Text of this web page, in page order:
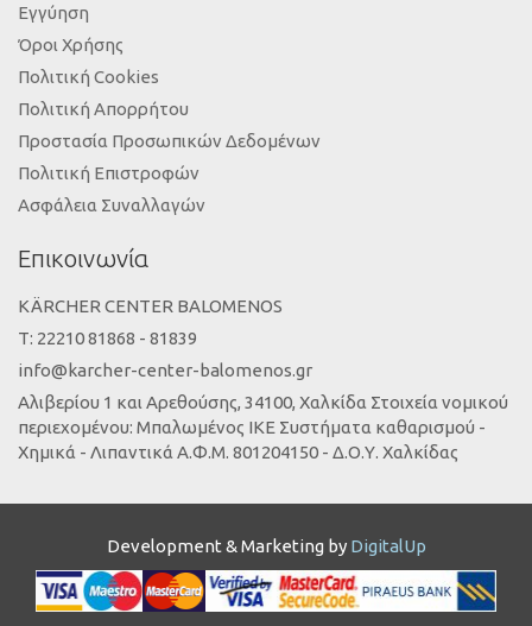
Εγγύηση
Όροι Χρήσης
Πολιτική Cookies
Πολιτική Απορρήτου
Προστασία Προσωπικών Δεδομένων
Πολιτική Επιστροφών
Ασφάλεια Συναλλαγών
Επικοινωνία
KÄRCHER CENTER BALOMENOS
Τ: 22210 81868 - 81839
info@karcher-center-balomenos.gr
Αλιβερίου 1 και Αρεθούσης, 34100, Χαλκίδα Στοιχεία νομικού
περιεχομένου: Μπαλωμένος ΙΚΕ Συστήματα καθαρισμού -
Χημικά - Λιπαντικά Α.Φ.Μ. 801204150 - Δ.Ο.Υ. Χαλκίδας
Development & Marketing by DigitalUp